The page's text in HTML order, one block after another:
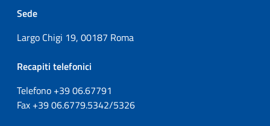
Sede
Largo Chigi 19, 00187 Roma
Recapiti telefonici
Telefono +3906.67791
Fax +3906.6779.5342/5326